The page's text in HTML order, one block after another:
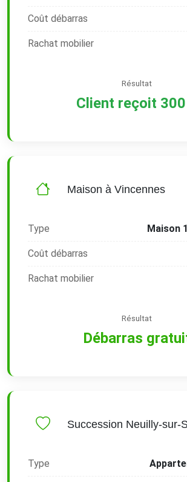
Coût débarras
Rachat mobilier
Résultat
Client reçoit
Maison à Vincennes
Type Maison
Coût débarras
Rachat mobilier
Résultat
Débarras
Succession Neuilly-sur-
Type